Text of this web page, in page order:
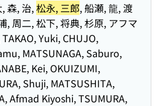
森, 治,松永, 三郎, 船瀬, 龍, 渡
, 周二, 松下, 将典, 杉原, アフマ
Yuki, CHUJO,
MATSUNAGA, Saburo,
Kei, OKUIZUMI,
Shuji, MATSUSHITA,
Afmad Kiyoshi, TSUMURA,